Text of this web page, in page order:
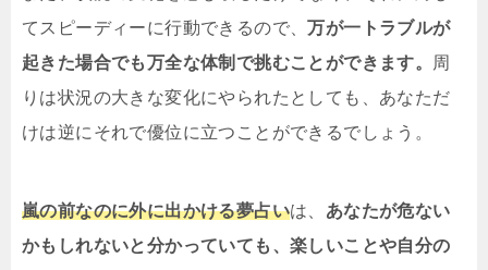
てスピーディーに行動できるので、万が一トラブルが
起きた場合でも万全な体制で挑むことができます。
周
りは状況の大きな変化にやられたとしても、あなただ
けは逆にそれで優位に立つことができるでしょう。
嵐の前なのに外に出かける夢占いは、 あなたが危ない
かもしれないと分かっていても、楽しいことや自分の